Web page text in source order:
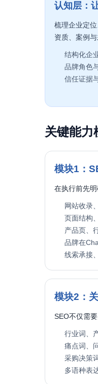
认知层：
梳理企业定
资质、案例
结构化企
品牌角色
信任证据
关键能力
模块1：
在执行前先
网站收录
页面结构
产品页、
品牌在
线索承接
模块2：
SEO不仅需
行业词、
痛点词、
采购决策
多语种表